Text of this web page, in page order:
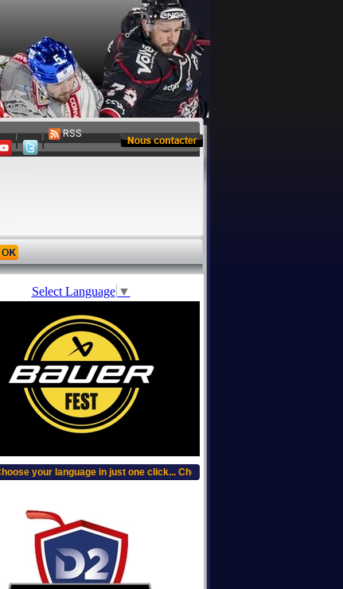
RSS
Select Language ▼
your language in just one click... Choisissez votre langue, clic plus